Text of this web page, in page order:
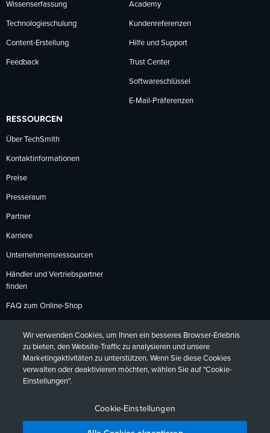
Wissenserfassung
Technologieschulung
Content-Erstellung
Feedback
Academy
Kundenreferenzen
Hilfe und Support
Trust Center
Softwareschlüssel
E-Mail-Präferenzen
RESSOURCEN
Über TechSmith
Kontaktinformationen
Preise
Presseraum
Partner
Karriere
Unternehmensressourcen
Händler und Vertriebspartner
finden
FAQ zum Online-Shop
Rückgabebedingungen
DeutschFrançaisEspañol日本語
Wir verwenden Cookies, um Ihnen ein besseres Browser-Erlebnis
zu bieten, den Website-Traffic zu analysieren und unsere
Marketingaktivitäten zu unterstützen. Wenn Sie diese Cookies
verwalten oder deaktivieren möchten, wählen Sie auf "Cookie-
Einstellungen".
Cookie-Einstellungen